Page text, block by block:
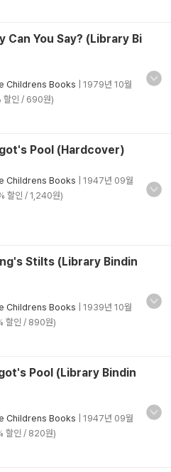
Can You Say? (Library Bi
Childrens Books
1979년 10월
할인 / 690원)
Pool (Hardcover)
Childrens Books
1947년 09월
할인 / 1,240원)
Stilts (Library Bindin
Childrens Books
1939년 10월
할인 / 890원)
Pool (Library Bindin
Childrens Books
1947년 09월
할인 / 820원)